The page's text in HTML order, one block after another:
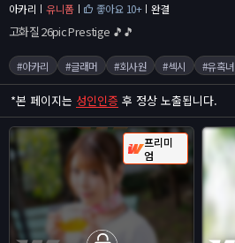
아카리 유니폼 좋아요 10+ 완결
고화질 26pic Prestige 🎵🎵
#아카리 #글래머 #회사원 #섹시 #유혹녀
*본 페이지는 성인인증 후 정상 노출됩니다.
프리미
엄